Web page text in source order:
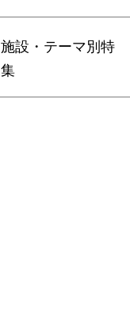
施設・テーマ別特
集